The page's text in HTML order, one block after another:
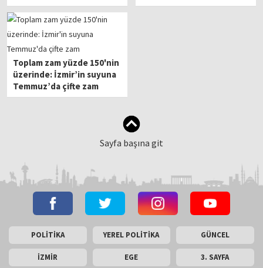
Toplam zam yüzde 150'nin
üzerinde: İzmir’in suyuna
Temmuz’da çifte zam
Sayfa başına git
POLİTİKA YEREL POLİTİKA GÜNCEL
İZMİR EGE 3. SAYFA